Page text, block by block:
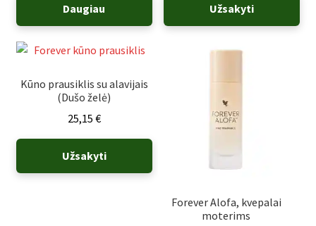
Daugiau Užsakyti
Kūno prausiklis su alavijais
(Dušo želė)
25,15 €
Užsakyti
Forever Alofa, kvepalai
moterims